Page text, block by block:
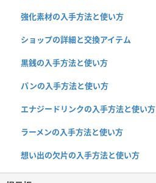
強化素材の入手方法と使い方
ショップの詳細と交換アイテム
黒銭の入手方法と使い方
パンの入手方法と使い方
エナジードリンクの入手方法と使い方
ラーメンの入手方法と使い方
想い出の欠片の入手方法と使い方